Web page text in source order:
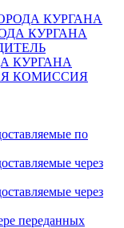
КУРГАНА
КУРГАНА
КУРГАНА
КОМИССИЯ
по
через
через
переданных